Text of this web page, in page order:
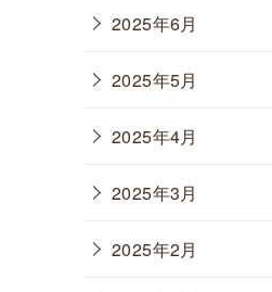
2025年6月
2025年5月
2025年4月
2025年3月
2025年2月